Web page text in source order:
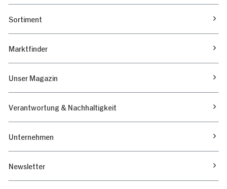
Sortiment
Marktfinder
Unser Magazin
Verantwortung & Nachhaltigkeit
Unternehmen
Newsletter